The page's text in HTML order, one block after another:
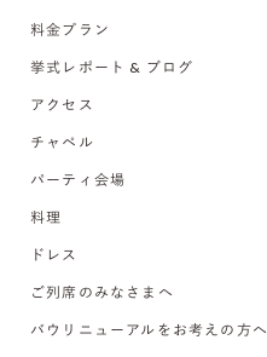
料金プラン
挙式レポート & ブログ
アクセス
チャペル
パーティ会場
料理
ドレス
ご列席のみなさまへ
バウリニューアルをお考えの方へ